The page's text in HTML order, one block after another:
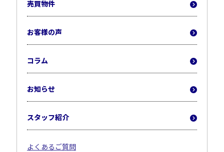
売買物件
お客様の声
コラム
お知らせ
スタッフ紹介
よくあるご質問